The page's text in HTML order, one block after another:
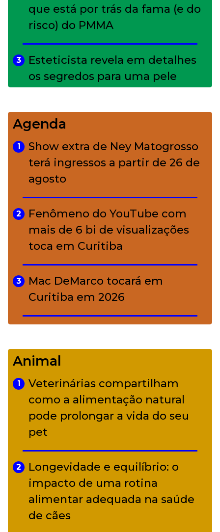
que está por trás da fama (e do
risco) do PMMA
3
Esteticista revela em detalhes
os segredos para uma pele
4
Bolsas de palha e ráfia: o
charme rústico que
conquistou o luxo
A ciência por trás da skincare: a
função de cada ativo
Agenda
1
Show extra de Ney Matogrosso
terá ingressos a partir de 26 de
agosto
2
Fenômeno do YouTube com
mais de 6 bi de visualizações
toca em Curitiba
3
Mac DeMarco tocará em
Curitiba em 2026
Camerata tem repertório
diverso a partir de R$ 17
Adriana Calcanhotto retoma
alter ego infantil para show em
Curitiba
Animal
1
Veterinárias compartilham
como a alimentação natural
pode prolongar a vida do seu
pet
2
Longevidade e equilíbrio: o
impacto de uma rotina
alimentar adequada na saúde
de cães